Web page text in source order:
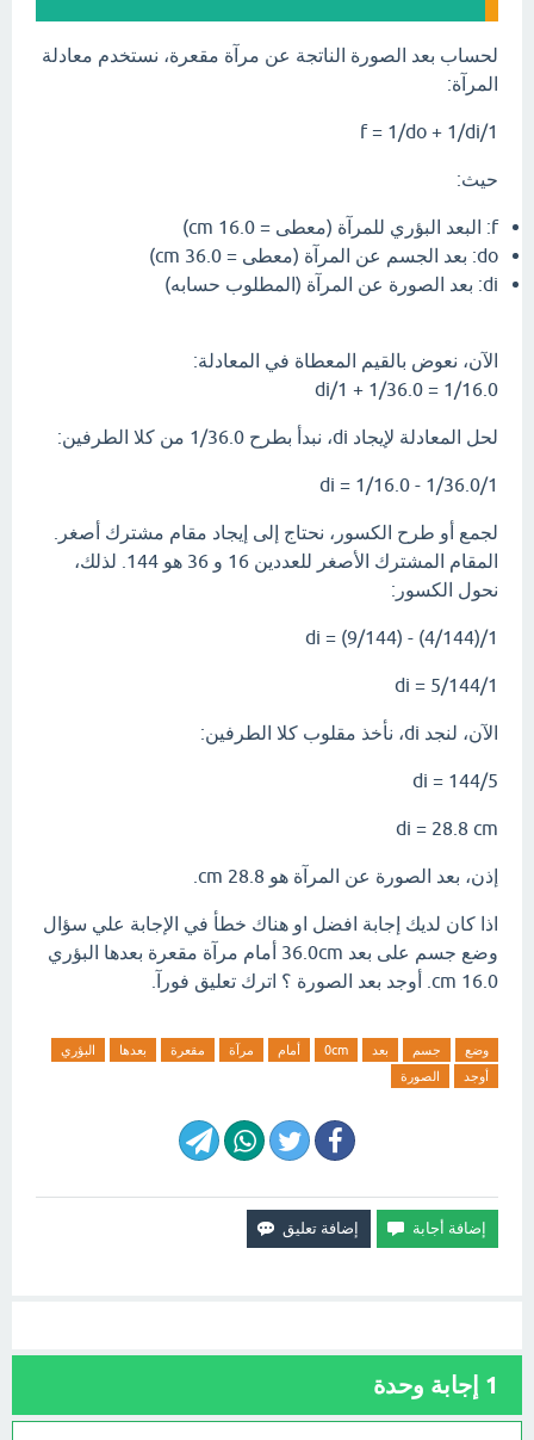
لحساب بعد الصورة الناتجة عن مرآة مقعرة، نستخدم معادلة
المرآة:
1/f = 1/do + 1/di
حيث:
f: البعد البؤري للمرآة (معطى = 16.0 cm)
do: بعد الجسم عن المرآة (معطى = 36.0 cm)
di: بعد الصورة عن المرآة (المطلوب حسابه)
الآن، نعوض بالقيم المعطاة في المعادلة:
1/16.0 = 1/36.0 + 1/di
لحل المعادلة لإيجاد di، نبدأ بطرح 1/36.0 من كلا الطرفين:
1/di = 1/16.0 - 1/36.0
لجمع أو طرح الكسور، نحتاج إلى إيجاد مقام مشترك أصغر.
المقام المشترك الأصغر للعددين 16 و 36 هو 144. لذلك،
نحول الكسور:
1/di = (9/144) - (4/144)
1/di = 5/144
الآن، لنجد di، نأخذ مقلوب كلا الطرفين:
di = 144/5
di = 28.8 cm
إذن، بعد الصورة عن المرآة هو 28.8 cm.
اذا كان لديك إجابة افضل او هناك خطأ في الإجابة علي سؤال
وضع جسم على بعد 36.0cm أمام مرآة مقعرة بعدها البؤري
cm 16.0. أوجد بعد الصورة ؟ اترك تعليق فورآ.
وضع جسم بعد 0cm أمام مرآة مقعرة بعدها
البؤري
أوجد
الصورة
1 إجابة وحدة